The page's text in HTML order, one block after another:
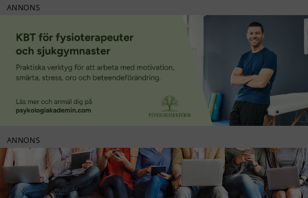
ANNONS
ANNONS